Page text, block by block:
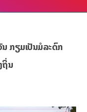
ກຽມເປັນມໍລະດົກ
ຖິ່ນ